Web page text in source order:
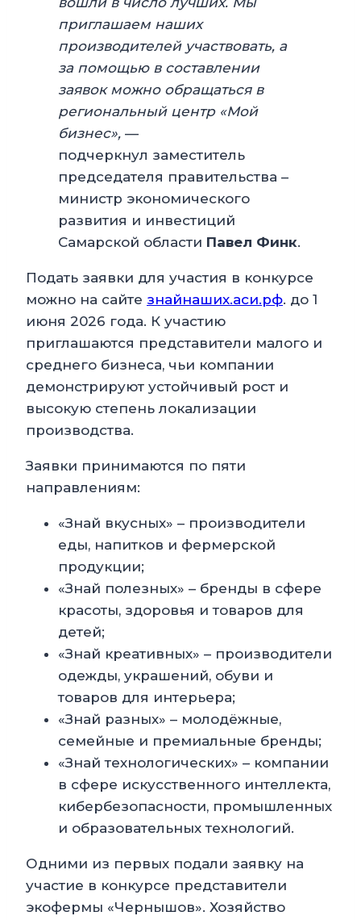
приглашаем наших
производителей участвовать, а
за помощью в составлении
заявок можно обращаться в
региональный центр «Мой
бизнес», —
подчеркнул заместитель
председателя правительства –
министр экономического
развития и инвестиций
Самарской области Павел Финк.
Подать заявки для участия в конкурсе
можно на сайте знайнаших.аси.рф. до 1
июня 2026 года. К участию
приглашаются представители малого и
среднего бизнеса, чьи компании
демонстрируют устойчивый рост и
высокую степень локализации
производства.
Заявки принимаются по пяти
направлениям:
«Знай вкусных» – производители
еды, напитков и фермерской
продукции;
«Знай полезных» – бренды в сфере
красоты, здоровья и товаров для
детей;
«Знай креативных» – производители
одежды, украшений, обуви и
товаров для интерьера;
«Знай разных» – молодёжные,
семейные и премиальные бренды;
«Знай технологических» – компании
в сфере искусственного интеллекта,
кибербезопасности, промышленных
и образовательных технологий.
Одними из первых подали заявку на
участие в конкурсе представители
экофермы «Чернышов». Хозяйство